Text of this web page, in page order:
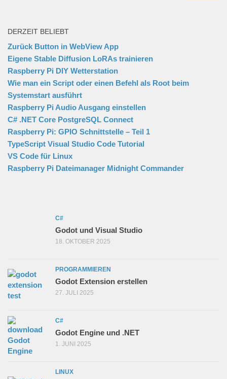
DERZEIT BELIEBT
Zurück Button in WebView App
Eigene Stable Diffusion LoRAs trainieren
Raspberry Pi DIY Wetterstation
Wie man ein Script oder einen Befehl als Root beim
Systemstart ausführt
Raspberry Pi Audio Ausgang einstellen
C# .NET Core PostgreSQL Connect
Raspberry Pi: GPIO Schnittstelle – Teil 1
TypeScript Visual Studio Code Tutorial
VS Code für Linux
Raspberry Pi Dateimanager Midnight Commander
C#
Godot und Visual Studio
18. OKTOBER 2025
PROGRAMMIEREN
Godot Extension erstellen
27. JULI 2025
C#
Godot Engine und .NET
1. JUNI 2025
LINUX